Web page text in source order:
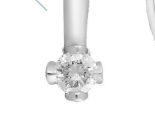
Серебряные колье
Серебряные цепочки
Золотые серьги
Золотые цепи